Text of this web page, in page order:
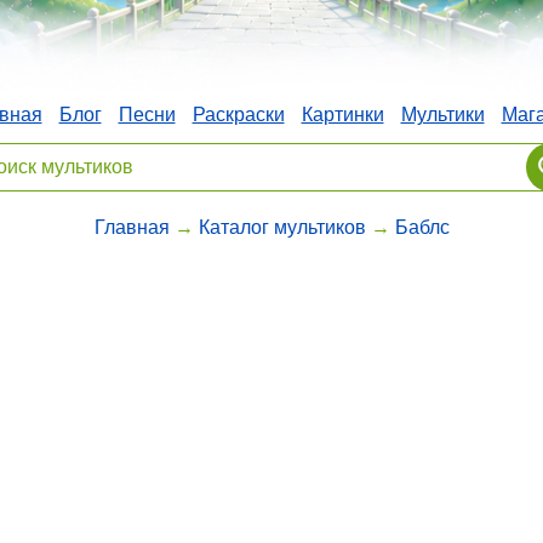
Блог Песни Раскраски Картинки Мультики
Главная → Каталог мультиков → Баблс